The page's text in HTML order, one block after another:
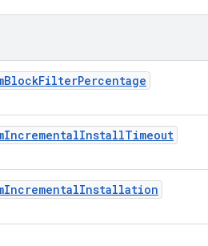
BlockFilterPercentage
IncrementalInstallTimeout
IncrementalInstallation